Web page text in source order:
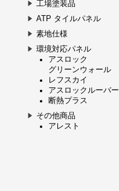
工場塗装品
ATP タイルパネル
素地仕様
環境対応パネル
アスロック
グリーンウォール
レフスカイ
アスロックルーバー
断熱プラス
その他商品
アレスト